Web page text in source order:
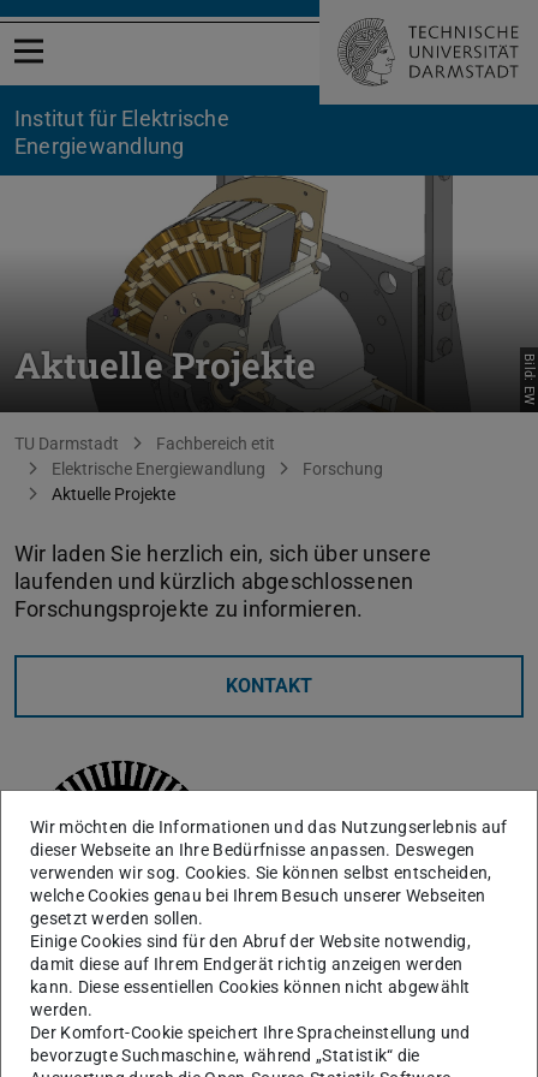
Menü öffnen
Institut für Elektrische
Energiewandlung
Aktuelle Projekte Bild: EW
Sie befinden sich hier:
TU Darmstadt
Fachbereich etit
Elektrische Energiewandlung
Forschung
Aktuelle Projekte
Wir laden Sie herzlich ein, sich über unsere
laufenden und kürzlich abgeschlossenen
Forschungsprojekte zu informieren.
KONTAKT
Auslegung und Betriebsverhalten von permanenterregten
Synchrongeneratoren für direkt angetriebene
Windenergieanlagen sowie deren Weiterbetrieb bei
Wir möchten die Informationen und das Nutzungserlebnis auf
dieser Webseite an Ihre Bedürfnisse anpassen. Deswegen
verwenden wir sog. Cookies. Sie können selbst entscheiden,
welche Cookies genau bei Ihrem Besuch unserer Webseiten
gesetzt werden sollen.
Einige Cookies sind für den Abruf der Website notwendig,
damit diese auf Ihrem Endgerät richtig anzeigen werden
kann. Diese essentiellen Cookies können nicht abgewählt
werden.
Der Komfort-Cookie speichert Ihre Spracheinstellung und
bevorzugte Suchmaschine, während „Statistik“ die